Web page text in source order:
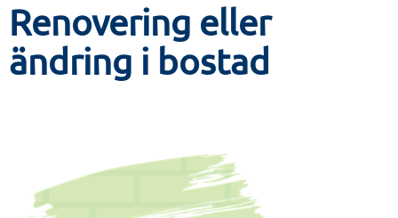
Renovering eller
ändring i bostad